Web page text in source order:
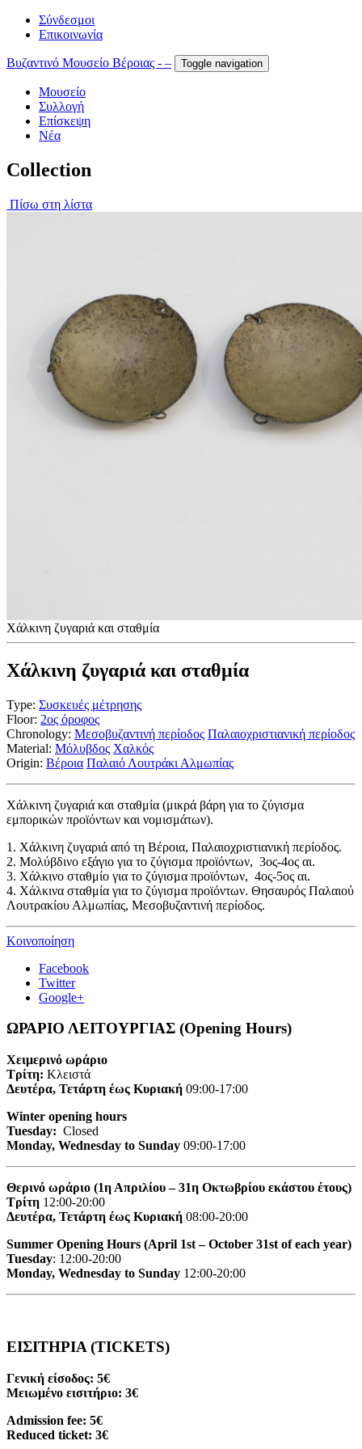
Σύνδεσμοι
Επικοινωνία
Βυζαντινό Μουσείο Βέροιας - – Toggle navigation
Μουσείο
Συλλογή
Επίσκεψη
Νέα
Collection
Πίσω στη λίστα
Χάλκινη ζυγαριά και σταθμία
Χάλκινη ζυγαριά και σταθμία
Type: Συσκευές μέτρησης
Floor: 2ος όροφος
Chronology: Μεσοβυζαντινή περίοδος Παλαιοχριστιανική περίοδος
Material: Μόλυβδος Χαλκός
Origin: Βέροια Παλαιό Λουτράκι Αλμωπίας
Χάλκινη ζυγαριά και σταθμία (μικρά βάρη για το ζύγισμα
εμπορικών προϊόντων και νομισμάτων).
1. Χάλκινη ζυγαριά από τη Βέροια, Παλαιοχριστιανική περίοδος.
2. Μολύβδινο εξάγιο για το ζύγισμα προϊόντων, 3ος-4ος αι.
3. Χάλκινο σταθμίο για το ζύγισμα προϊόντων, 4ος-5ος αι.
4. Χάλκινα σταθμία για το ζύγισμα προϊόντων. Θησαυρός Παλαιού
Λουτρακίου Αλμωπίας, Μεσοβυζαντινή περίοδος.
Κοινοποίηση
Facebook
Twitter
Google+
ΩΡΑΡΙΟ ΛΕΙΤΟΥΡΓΙΑΣ (Opening Hours)
Χειμερινό ωράριο
Τρίτη: Κλειστά
Δευτέρα, Τετάρτη έως Κυριακή 09:00-17:00
Winter opening hours
Tuesday: Closed
Monday, Wednesday to Sunday 09:00-17:00
Θερινό ωράριο (1η Απριλίου – 31η Οκτωβρίου εκάστου έτους)
Τρίτη 12:00-20:00
Δευτέρα, Τετάρτη έως Κυριακή 08:00-20:00
Summer Opening Hours (April 1st – October 31st of each year)
Tuesday: 12:00-20:00
Monday, Wednesday to Sunday 12:00-20:00
ΕΙΣΙΤΗΡΙΑ (TICKETS)
Γενική είσοδος: 5€
Μειωμένο εισιτήριο: 3€
Admission fee: 5€
Reduced ticket: 3€